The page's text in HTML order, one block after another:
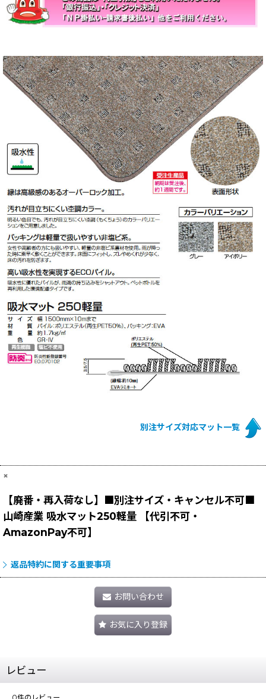
別注サイズ対応マット一覧
×
【廃番・再入荷なし】■別注サイズ・キャンセル不可■
山崎産業 吸水マット250軽量 【代引不可・
AmazonPay不可】
返品特約に関する重要事項
お問い合わせ
お気に入り登録
レビュー